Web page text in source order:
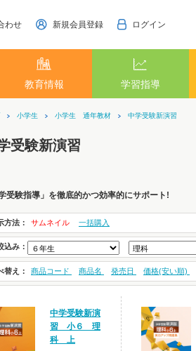
わせ 新規会員登録 ログイン
教育情報 学習指導
小学生 小学生 通年教材 中学受験新演習
受験新演習
学受験指導」を徹底的かつ効率的にサポート!
方法： サムネイル 一括購入
込み：
替え： 商品コード 商品名 発売日 価格(安い順)
中学受験新演
習 小６ 理
科 上